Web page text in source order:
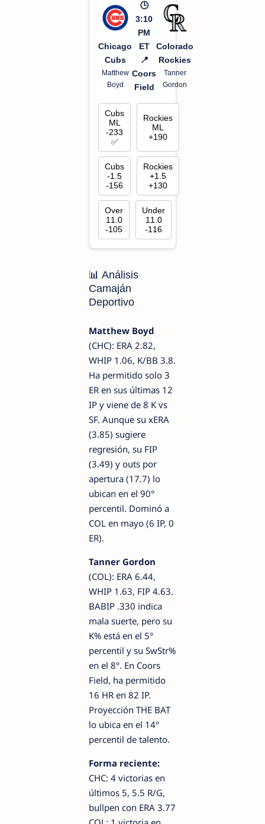
Chicago
Cubs
Matthew
Boyd
🕒
3:10
PM
ET
📍
Coors
Field
Colorado
Rockies
Tanner
Gordon
Cubs
ML
-233
✅
Rockies
ML
+190
Cubs
-1.5
-156
Rockies
+1.5
+130
Over
11.0
-105
Under
11.0
-116
📊 Análisis
Camaján
Deportivo
Matthew Boyd
(CHC): ERA 2.82,
WHIP 1.06, K/BB 3.8.
Ha permitido solo 3
ER en sus últimas 12
IP y viene de 8 K vs
SF. Aunque su xERA
(3.85) sugiere
regresión, su FIP
(3.49) y outs por
apertura (17.7) lo
ubican en el 90°
percentil. Dominó a
COL en mayo (6 IP, 0
ER).
Tanner Gordon
(COL): ERA 6.44,
WHIP 1.63, FIP 4.63.
BABIP .330 indica
mala suerte, pero su
K% está en el 5°
percentil y su SwStr%
en el 8°. En Coors
Field, ha permitido
16 HR en 82 IP.
Proyección THE BAT
lo ubica en el 14°
percentil de talento.
Forma reciente:
CHC: 4 victorias en
últimos 5, 5.5 R/G,
bullpen con ERA 3.77